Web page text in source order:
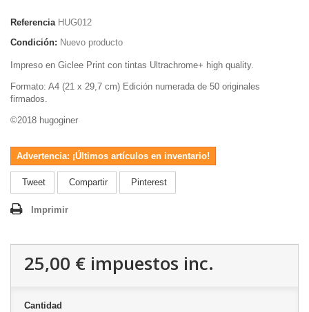
Referencia HUG012
Condición: Nuevo producto
Impreso en Giclee Print con tintas Ultrachrome+ high quality.
Formato: A4 (21 x 29,7 cm) Edición numerada de 50 originales
firmados.
©2018 hugoginer
Advertencia: ¡Últimos artículos en inventario!
Tweet Compartir Pinterest
Imprimir
25,00 € impuestos inc.
Cantidad